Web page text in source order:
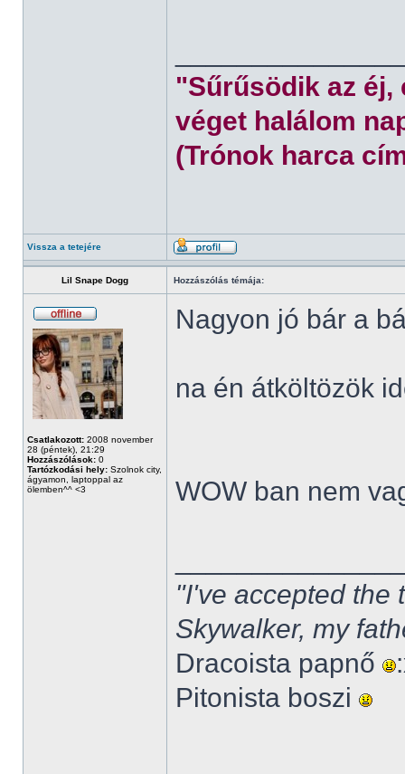
"Sűrűsödik az éj,
véget halálom
(Trónok harca
Vissza a tetejére
Lil Snape Dogg Hozzászólás témája:
Csatlakozott: 2008 november
28 (péntek), 21:29
Hozzászólások: 0
Tartózkodási hely: Szolnok city,
ágyamon, laptoppal az
ölemben^^ <3
Nagyon jó bár a
na én átköltözök
WOW ban nem
"I've accepted the
Skywalker, my
Dracoista papnő
Pitonista boszi